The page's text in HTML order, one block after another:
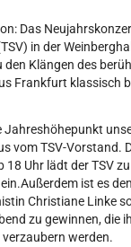
Das
in der
den Klängen des
Frankfurt klassisch
Jahreshöhepunkt
vom TSV-Vorstand.
18 Uhr lädt der TSV
ist es
Christiane Linke
zu gewinnen, die
werden.